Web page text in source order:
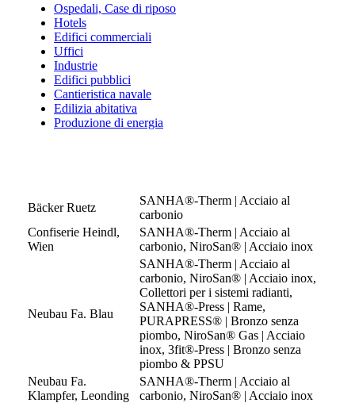
Ospedali, Case di riposo
Hotels
Edifici commerciali
Uffici
Industrie
Edifici pubblici
Cantieristica navale
Edilizia abitativa
Produzione di energia
Bäcker Ruetz
SANHA®-Therm | Acciaio al
carbonio
Confiserie Heindl,
Wien
SANHA®-Therm | Acciaio al
carbonio, NiroSan® | Acciaio inox
Neubau Fa. Blau
SANHA®-Therm | Acciaio al
carbonio, NiroSan® | Acciaio inox,
Collettori per i sistemi radianti,
SANHA®-Press | Rame,
PURAPRESS® | Bronzo senza
piombo, NiroSan® Gas | Acciaio
inox, 3fit®-Press | Bronzo senza
piombo & PPSU
Neubau Fa.
Klampfer, Leonding
SANHA®-Therm | Acciaio al
carbonio, NiroSan® | Acciaio inox